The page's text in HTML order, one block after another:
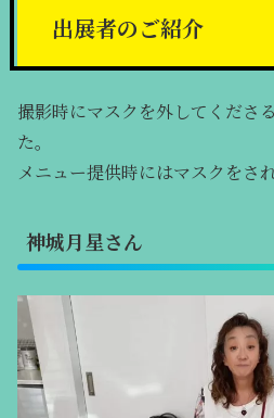
出展者のご紹介
撮影時にマスクを外してくださ
た。
メニュー提供時にはマスクをさ
神城月星さん